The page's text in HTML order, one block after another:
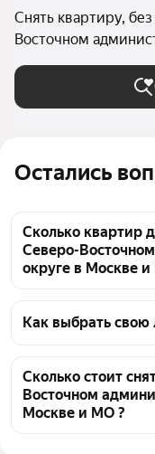
Остались
Сколько квартир
Северо-
округе в Москве
Как выбрать
СВАО,
сортировкой для
выбранном районе
Сколько стоит
Восточном
Москве и МО ?
Снять квартиру,
Восточном